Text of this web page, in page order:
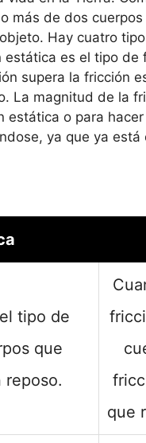
de dos
Hay cuatro
es el tipo de
supera la fricción
La magnitud de la
o para
ya que ya está
tipo de
que
reposo.
que